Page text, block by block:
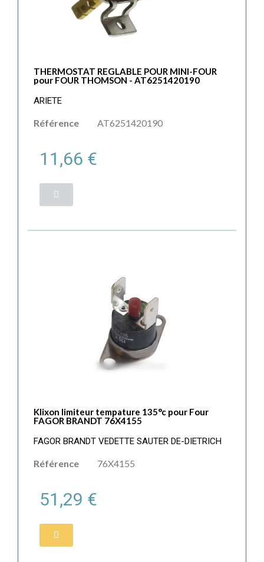
THERMOSTAT REGLABLE POUR MINI-FOUR
pour FOUR THOMSON - AT6251420190
ARIETE
Référence AT6251420190
11,66 €
Klixon limiteur tempature 135°c pour Four
FAGOR BRANDT 76X4155
FAGOR BRANDT VEDETTE SAUTER DE-DIETRICH
Référence 76X4155
51,29 €